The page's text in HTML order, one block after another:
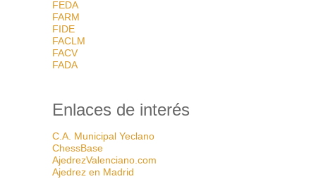
FEDA
FARM
FIDE
FACLM
FACV
FADA
Enlaces de interés
C.A. Municipal Yeclano
ChessBase
AjedrezValenciano.com
Ajedrez en Madrid